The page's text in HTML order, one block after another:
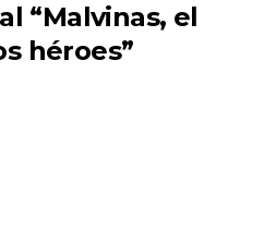
“Malvinas, el
héroes”